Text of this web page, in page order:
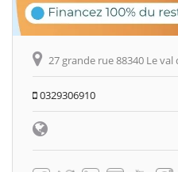
27 grande rue 88340 Le val
0329306910